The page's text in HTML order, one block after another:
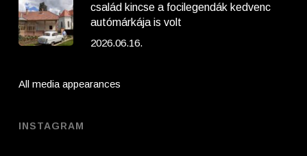
család kincse a focilegendák kedvenc
autómárkája is volt
2026.06.16.
All media appearances
INSTAGRAM